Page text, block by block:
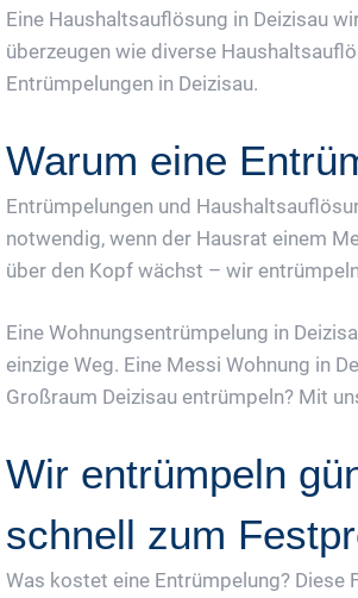
Eine Haushaltsauflösung in Deizisau
überzeugen wie diverse
Entrümpelungen in Deizisau.
Warum eine
Entrümpelungen und
notwendig, wenn der Hausrat einem
über den Kopf wächst – wir
Eine Wohnungsentrümpelung in
einzige Weg. Eine Messi Wohnung in
Großraum Deizisau entrümpeln? Mit
Wir entrümpeln
schnell zum
Was kostet eine Entrümpelung? Diese